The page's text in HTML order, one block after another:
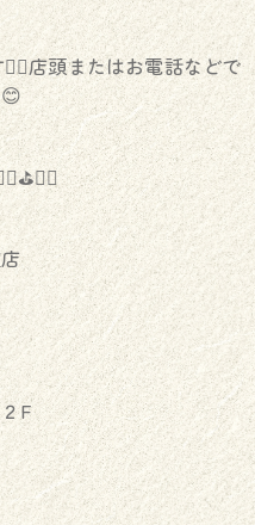
店頭またはお電話などで
店
F